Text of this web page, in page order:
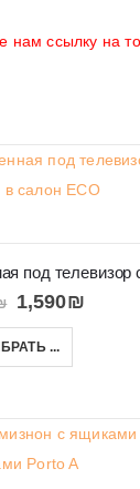
ссылку на
1,590₪
...